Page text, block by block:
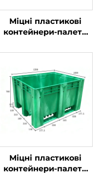
Міцні пластикові
контейнери-палети
логістики та
Міцні пластикові
контейнери-палети